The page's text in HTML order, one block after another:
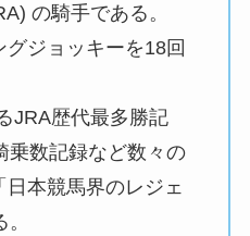
の騎手である。
グジョッキーを18回
JRA歴代最多勝記
乗数記録など数々の
本競馬界のレジェ